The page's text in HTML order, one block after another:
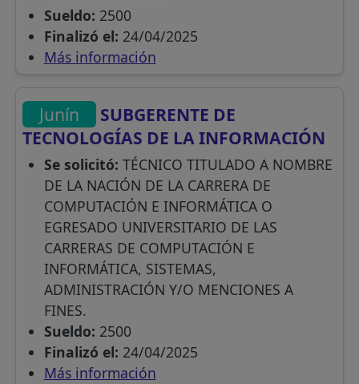
Sueldo: 2500
Finalizó el: 24/04/2025
Más información
Junín
SUBGERENTE DE
TECNOLOGÍAS DE LA INFORMACIÓN
Se solicitó: TÉCNICO TITULADO A NOMBRE
DE LA NACIÓN DE LA CARRERA DE
COMPUTACIÓN E INFORMÁTICA O
EGRESADO UNIVERSITARIO DE LAS
CARRERAS DE COMPUTACIÓN E
INFORMÁTICA, SISTEMAS,
ADMINISTRACIÓN Y/O MENCIONES A
FINES.
Sueldo: 2500
Finalizó el: 24/04/2025
Más información